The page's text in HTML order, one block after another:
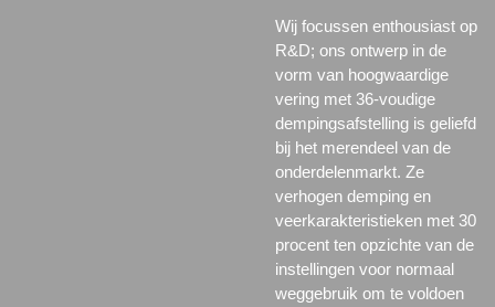
Wij focussen enthousiast op
R&D; ons ontwerp in de
vorm van hoogwaardige
vering met 36-voudige
dempingsafstelling is geliefd
bij het merendeel van de
onderdelenmarkt. Ze
verhogen demping en
veerkarakteristieken met 30
procent ten opzichte van de
instellingen voor normaal
weggebruik om te voldoen